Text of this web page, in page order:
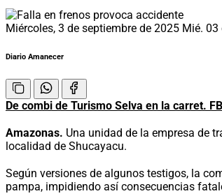
Miércoles, 3 de septiembre de 2025 Mié. 03
Diario Amanecer
De combi de Turismo Selva en la carret.
Amazonas. Una unidad de la empresa de
localidad de Shucayacu.
Según versiones de algunos testigos, la
pampa, impidiendo así consecuencias